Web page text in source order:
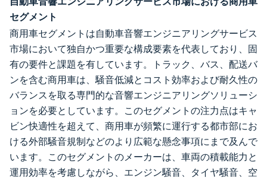
セグメント
商用車セグメントは自動車音響エンジニアリングサービス
市場において独自かつ重要な構成要素を代表しており、固
有の要件と課題を有しています。トラック、バス、配送バ
ンを含む商用車は、騒音低減とコスト効率および耐久性の
バランスを取る専門的な音響エンジニアリングソリューシ
ョンを必要としています。このセグメントの注力点はキャ
ビン快適性を超えて、商用車が頻繁に運行する都市部にお
ける外部騒音規制などのより広範な懸念事項にまで及んで
います。このセグメントのメーカーは、車両の積載能力と
運用効率を考慮しながら、エンジン騒音、タイヤ騒音、空